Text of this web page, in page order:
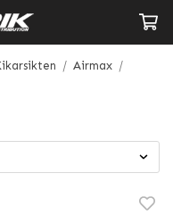
/ Airmax /